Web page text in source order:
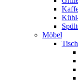
Möbel